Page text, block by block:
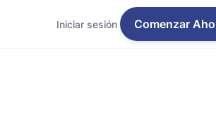
Iniciar sesión Comenzar